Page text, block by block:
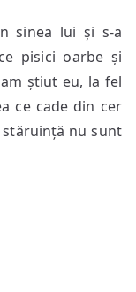
sinea lui și s-a
pisici oarbe și
știut eu, la fel
ce cade din cer
stăruință nu sunt